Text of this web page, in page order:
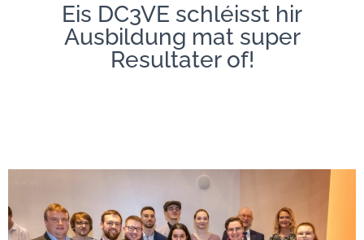
Eis DC3VE schléisst hir
Ausbildung mat super
Resultater of!